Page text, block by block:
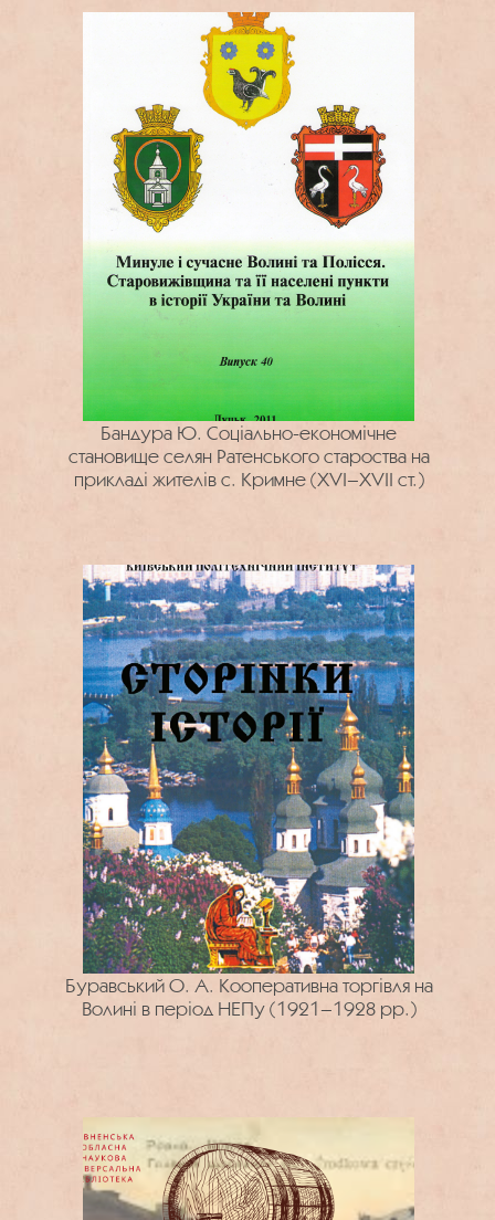
Бандура Ю. Соціально-економічне
становище селян Ратенського староства на
прикладі жителів с. Кримне (XVI–XVII ст.)
Буравський О. А. Кооперативна торгівля на
Волині в період НЕПу (1921–1928 рр.)